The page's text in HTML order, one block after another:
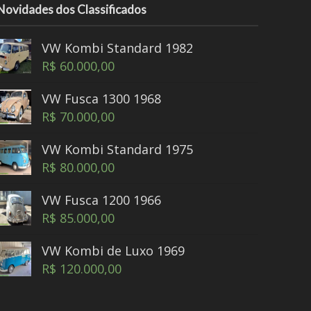
dos Classificados
VW Kombi Standard 1982
R$ 60.000,00
VW Fusca 1300 1968
R$ 70.000,00
VW Kombi Standard 1975
R$ 80.000,00
VW Fusca 1200 1966
R$ 85.000,00
VW Kombi de Luxo 1969
R$ 120.000,00